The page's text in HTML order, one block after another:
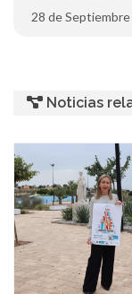
28 de
Noticias